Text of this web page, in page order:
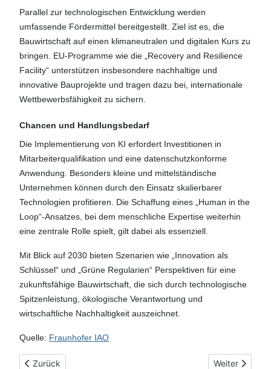
Parallel zur technologischen Entwicklung werden
umfassende Fördermittel bereitgestellt. Ziel ist es, die
Bauwirtschaft auf einen klimaneutralen und digitalen Kurs zu
bringen. EU-Programme wie die „Recovery and Resilience
Facility“ unterstützen insbesondere nachhaltige und
innovative Bauprojekte und tragen dazu bei, internationale
Wettbewerbsfähigkeit zu sichern.
Chancen und Handlungsbedarf
Die Implementierung von KI erfordert Investitionen in
Mitarbeiterqualifikation und eine datenschutzkonforme
Anwendung. Besonders kleine und mittelständische
Unternehmen können durch den Einsatz skalierbarer
Technologien profitieren. Die Schaffung eines „Human in the
Loop“-Ansatzes, bei dem menschliche Expertise weiterhin
eine zentrale Rolle spielt, gilt dabei als essenziell.
Mit Blick auf 2030 bieten Szenarien wie „Innovation als
Schlüssel“ und „Grüne Regularien“ Perspektiven für eine
zukunftsfähige Bauwirtschaft, die sich durch technologische
Spitzenleistung, ökologische Verantwortung und
wirtschaftliche Nachhaltigkeit auszeichnet.
Quelle: Fraunhofer IAO
Vorheriger Beitrag: Künstliche Intelligenz als Zukunftstreiber
Zurück Nächster
Weiter